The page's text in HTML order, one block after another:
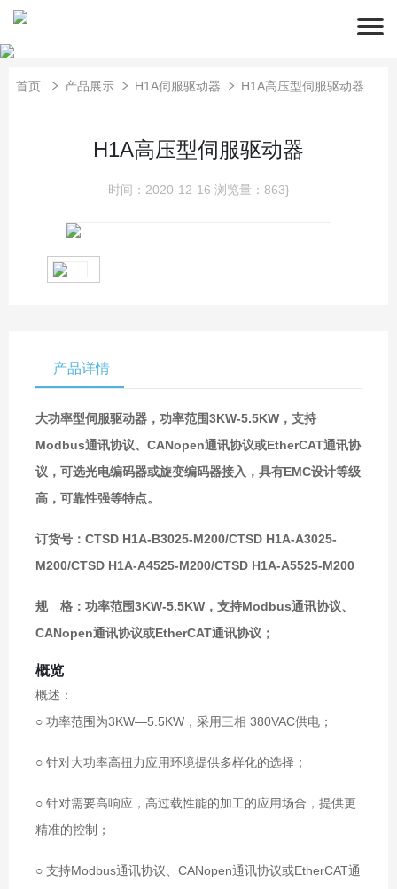
首页 产品展示 H1A伺服驱动器 H1A高压型伺服驱动器
H1A高压型伺服驱动器
时间：2020-12-16 浏览量：863}
产品详情
大功率型伺服驱动器，功率范围3KW-5.5KW，支持
Modbus通讯协议、CANopen通讯协议或EtherCAT通讯协
议，可选光电编码器或旋变编码器接入，具有EMC设计等级
高，可靠性强等特点。
订货号：CTSD H1A-B3025-M200/CTSD H1A-A3025-
M200/CTSD H1A-A4525-M200/CTSD H1A-A5525-M200
规 格：功率范围3KW-5.5KW，支持Modbus通讯协议、
CANopen通讯协议或EtherCAT通讯协议；
概览
概述：
○ 功率范围为3KW—5.5KW，采用三相 380VAC供电；
○ 针对大功率高扭力应用环境提供多样化的选择；
○ 针对需要高响应，高过载性能的加工的应用场合，提供更
精准的控制；
○ 支持Modbus通讯协议、CANopen通讯协议或EtherCAT通